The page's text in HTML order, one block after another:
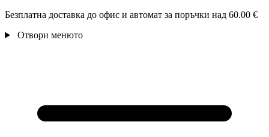
Безплатна доставка до офис и автомат за поръчки над 60.00 €
Отвори менюто